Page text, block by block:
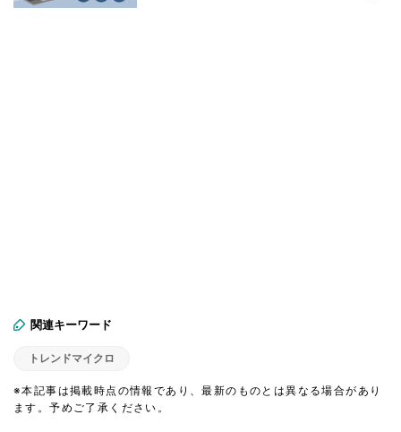
関連キーワード
トレンドマイクロ
※本記事は掲載時点の情報であり、最新のものとは異なる場合があり
ます。予めご了承ください。